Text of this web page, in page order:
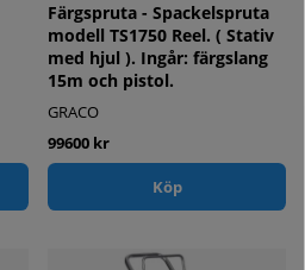
Färgspruta - Spackelspruta
modell TS1750 Reel. ( Stativ
med hjul ). Ingår: färgslang
15m och pistol.
GRACO
99600 kr
Köp